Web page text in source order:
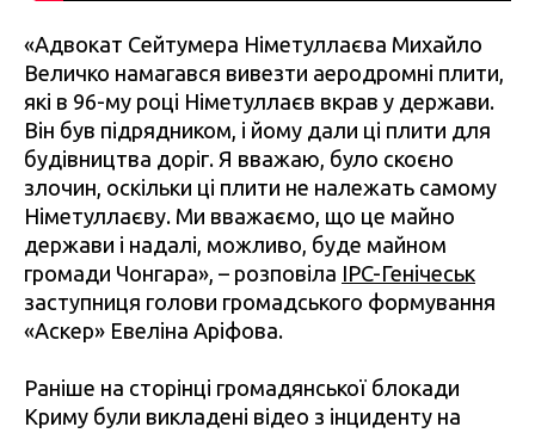
«Адвокат Сейтумера Німетуллаєва Михайло
Величко намагався вивезти аеродромні плити,
які в 96-му році Німетуллаєв вкрав у держави.
Він був підрядником, і йому дали ці плити для
будівництва доріг. Я вважаю, було скоєно
злочин, оскільки ці плити не належать самому
Німетуллаєву. Ми вважаємо, що це майно
держави і надалі, можливо, буде майном
громади Чонгара», – розповіла IPC-Генічеськ
заступниця голови громадського формування
«Аскер» Евеліна Аріфова.
Раніше на сторінці громадянської блокади
Криму були викладені відео з інциденту на